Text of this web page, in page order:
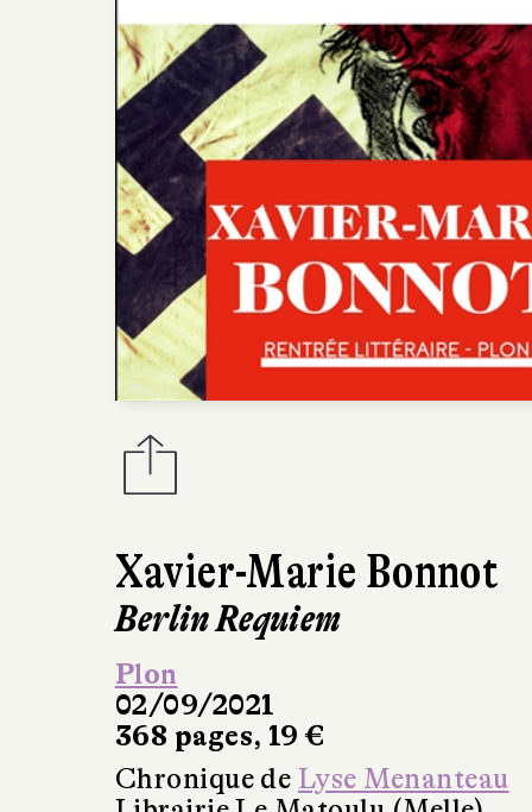
Xavier-Marie Bonnot
Berlin Requiem
Plon
02/09/2021
368 pages, 19 €
Chronique de Lyse Menanteau